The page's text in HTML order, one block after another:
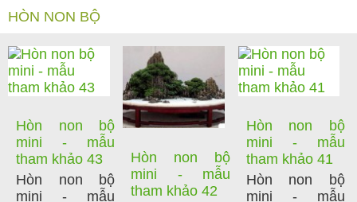
HÒN NON BỘ
Hòn non bộ
mini - mẫu
tham khảo 43
Hòn non bộ
mini - mẫu
Hòn non bộ
mini - mẫu
tham khảo 42
Hòn non bộ
mini - mẫu
tham khảo 41
Hòn non bộ
mini - mẫu